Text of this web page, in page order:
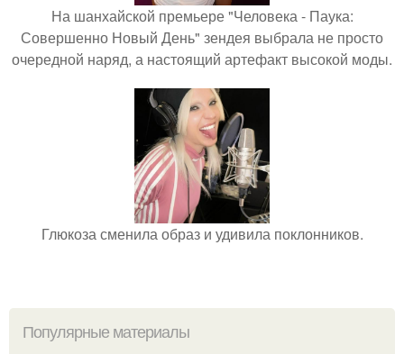
На шанхайской премьере "Человека - Паука:
Совершенно Новый День" зендея выбрала не просто
очередной наряд, а настоящий артефакт высокой моды.
Глюкоза сменила образ и удивила поклонников.
Популярные материалы